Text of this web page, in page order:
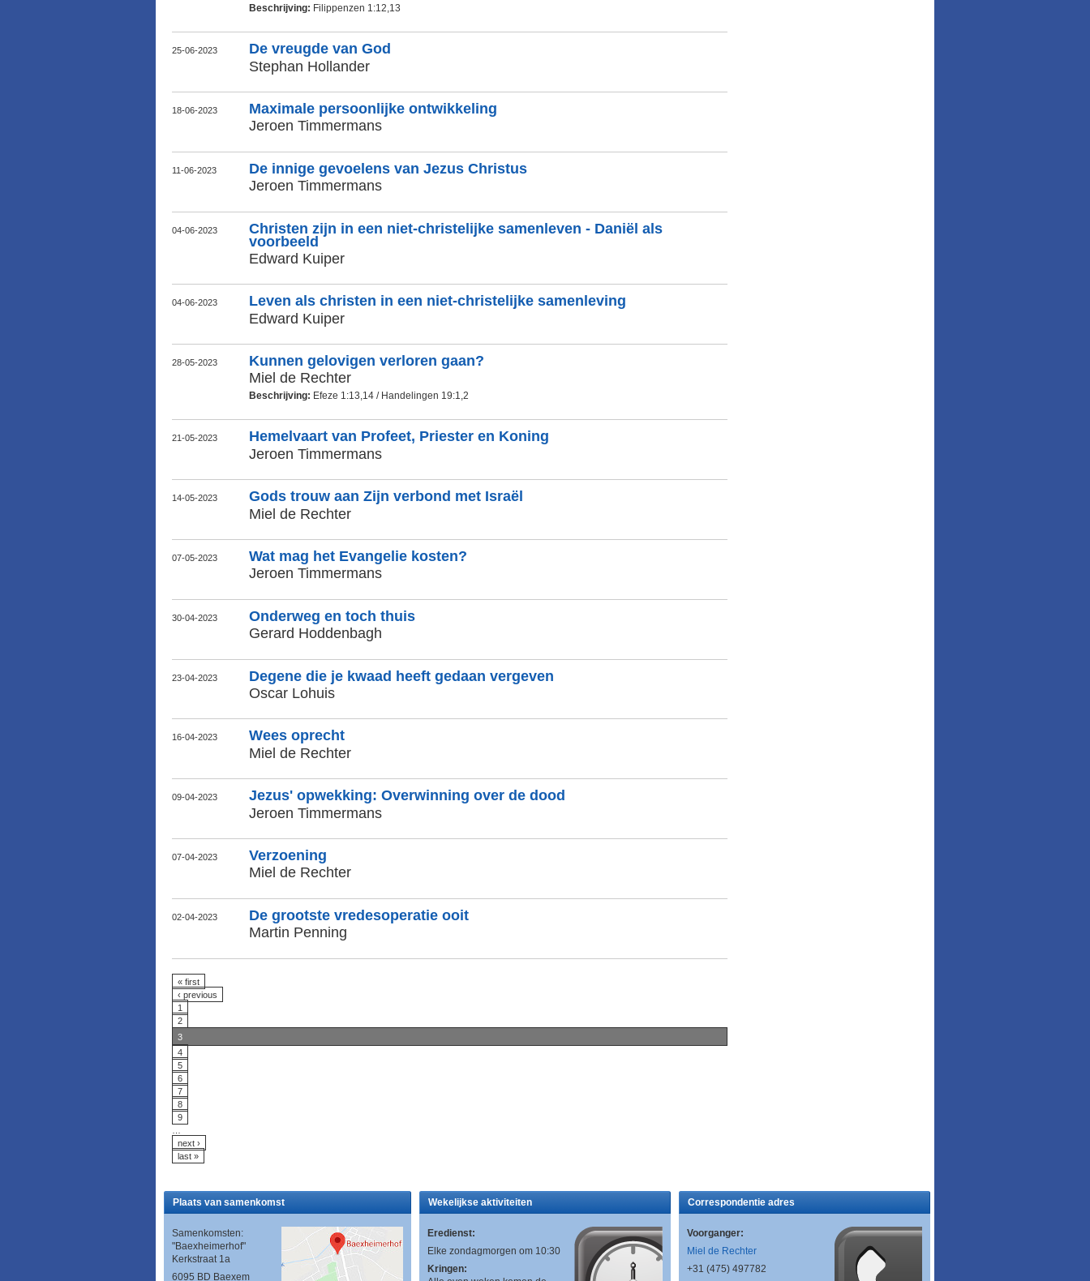
Beschrijving: Filippenzen 1:12,13
25-06-2023
De vreugde van God
Stephan Hollander
18-06-2023
Maximale persoonlijke ontwikkeling
Jeroen Timmermans
11-06-2023
De innige gevoelens van Jezus Christus
Jeroen Timmermans
04-06-2023
Christen zijn in een niet-christelijke samenleven - Daniël als
voorbeeld
Edward Kuiper
04-06-2023
Leven als christen in een niet-christelijke samenleving
Edward Kuiper
28-05-2023
Kunnen gelovigen verloren gaan?
Miel de Rechter
Beschrijving: Efeze 1:13,14 / Handelingen 19:1,2
21-05-2023
Hemelvaart van Profeet, Priester en Koning
Jeroen Timmermans
14-05-2023
Gods trouw aan Zijn verbond met Israël
Miel de Rechter
07-05-2023
Wat mag het Evangelie kosten?
Jeroen Timmermans
30-04-2023
Onderweg en toch thuis
Gerard Hoddenbagh
23-04-2023
Degene die je kwaad heeft gedaan vergeven
Oscar Lohuis
16-04-2023
Wees oprecht
Miel de Rechter
09-04-2023
Jezus' opwekking: Overwinning over de dood
Jeroen Timmermans
07-04-2023
Verzoening
Miel de Rechter
02-04-2023
De grootste vredesoperatie ooit
Martin Penning
« first
‹ previous
1
2
3
4
5
6
7
8
9
next ›
last »
Plaats van samenkomst
Samenkomsten:
"Baexheimerhof"
Kerkstraat 1a
6095 BD Baexem
Wekelijkse aktiviteiten
Eredienst:
Elke zondagmorgen om 10:30
Kringen:
Correspondentie adres
Voorganger:
Miel de Rechter
+31 (475) 497782